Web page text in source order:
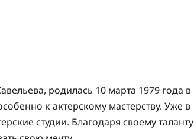
родилась 10 марта 1979 года в
к актерскому мастерству. Уже в
студии. Благодаря своему таланту